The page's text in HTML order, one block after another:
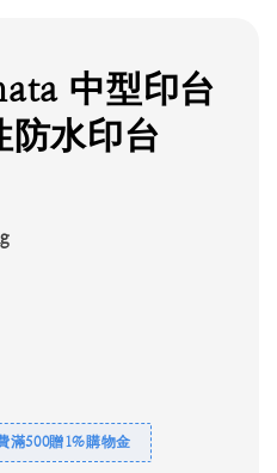
中型印台
水印台
滿500贈1%購物金